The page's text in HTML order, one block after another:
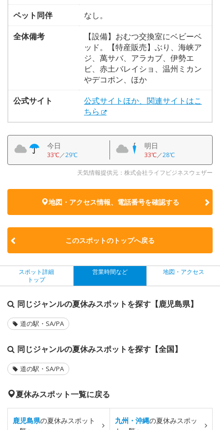
ペット同伴
なし。
全体備考
【設備】おむつ交換室にベビーベ
ッド。【特産販売】ぶり、海峡ア
ジ、萬サバ、アラカブ、伊勢エ
ビ、赤土バレイショ、温州ミカン
やデコポン、ほか
公式サイト
公式サイトほか、関連サイトはこ
ちら
今日
33℃／29℃
明日
33℃／28℃
天気情報提供元：株式会社ライフビジネスウェザー
地図・アクセス情報、電話番号を確認する
このスポットのトップへ戻る
スポット詳細
トップ
営業時間など 地図・アクセス
同じジャンルの夏休みスポットを探す【鹿児島県】
道の駅・SA/PA
同じジャンルの夏休みスポットを探す【全国】
道の駅・SA/PA
夏休みスポット一覧に戻る
鹿児島県の夏休みスポット
九州・沖縄の夏休みスポッ